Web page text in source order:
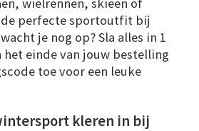
perfecte sportoutfit bij
je nog op? Sla alles in 1
het einde van jouw bestelling
toe voor een leuke
kleren in bij